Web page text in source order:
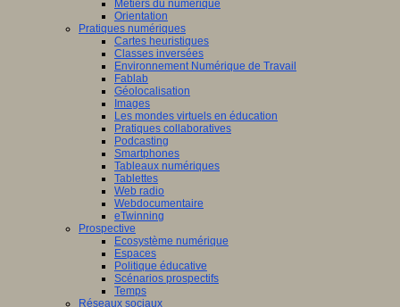
Métiers du numérique
Orientation
Pratiques numériques
Cartes heuristiques
Classes inversées
Environnement Numérique de Travail
Fablab
Géolocalisation
Images
Les mondes virtuels en éducation
Pratiques collaboratives
Podcasting
Smartphones
Tableaux numériques
Tablettes
Web radio
Webdocumentaire
eTwinning
Prospective
Ecosystème numérique
Espaces
Politique éducative
Scénarios prospectifs
Temps
Réseaux sociaux